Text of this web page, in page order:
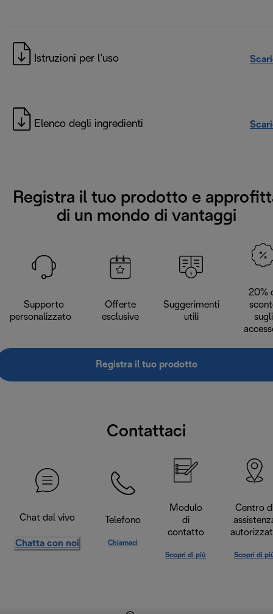
Istruzioni per l’uso
Elenco degli ingredienti
Registra il tuo prodotto e
di un mondo di vantaggi
Supporto
personalizzato
Offerte
esclusive
Suggerimenti
utili
20%
sugli
Registra il tuo prodotto
Contattaci
Chat dal vivo
Chatta con noi
Telefono
Chiamaci
Modulo
di
contatto
Scopri di più
Centro
Scopri di